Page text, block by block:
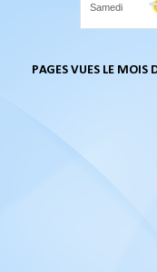
PAGES VUES LE MOIS